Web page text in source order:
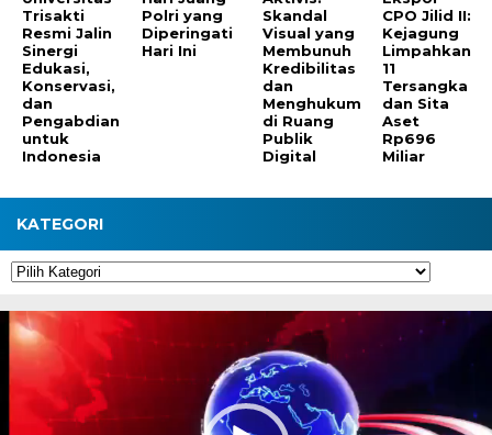
Trisakti
Resmi Jalin
Sinergi
Edukasi,
Konservasi,
dan
Pengabdian
untuk
Indonesia
Polri yang
Diperingati
Hari Ini
Skandal
Visual yang
Membunuh
Kredibilitas
dan
Menghukum
di Ruang
Publik
Digital
CPO Jilid II:
Kejagung
Limpahkan
11
Tersangka
dan Sita
Aset
Rp696
Miliar
KATEGORI
Kategori
Pemutar
Video